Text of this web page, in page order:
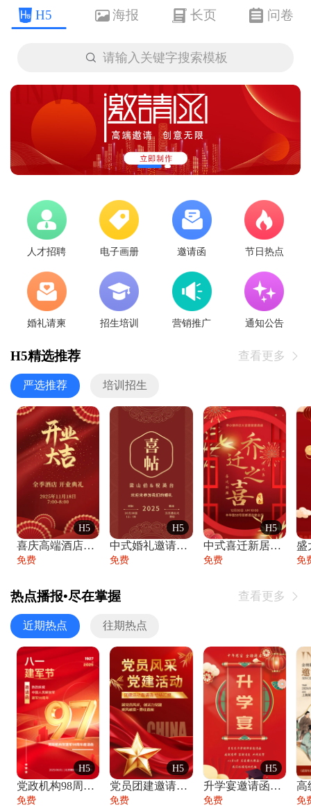
H5 海报 长页 问卷
 请输入关键字搜索模板
人才招聘 电子画册 邀请函 节日热点
婚礼请柬 招生培训 营销推广 通知公告
H5精选推荐 查看更多 
严选推荐 培训招生
H5
喜庆高端酒店开业大吉邀请函
免费
H5
中式婚礼邀请函中国风传统复古婚礼请柬请帖
免费
H5
中式喜迁新居乔迁之喜邀请函宴会请帖
免费 免
热点播报•尽在掌握 查看更多 
近期热点 往期热点
H5
党政机构98周年八一建军节庆祝晚会活动邀
免费
H5
党员团建邀请函党建活动风采党会工作汇报总
免费
H5
升学宴邀请函喜报金榜题名高端谢师宴邀请函
免费 免